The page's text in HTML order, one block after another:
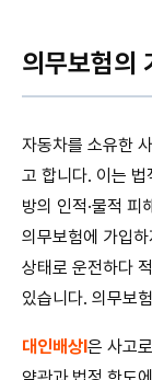
의무보험의
자동차를 소유한
고 합니다. 이는
방의 인적·물적
의무보험에 가입
상태로 운전하다
있습니다. 의무보
대인배상Ⅰ은 사고